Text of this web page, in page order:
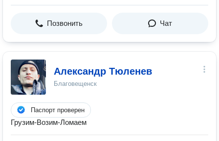
Позвонить Чат
Александр Тюленев
Благовещенск
Паспорт проверен
Грузим-Возим-Ломаем